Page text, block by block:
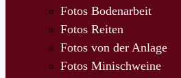
Fotos Bodenarbeit
Fotos Reiten
Fotos von der Anlage
Fotos Minischweine